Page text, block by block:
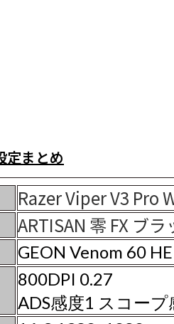
定まとめ
Razer Viper V3 Pro
ARTISAN 零 FX ブラ
GEON Venom 60 HE
800DPI 0.27
ADS感度1 スコープ